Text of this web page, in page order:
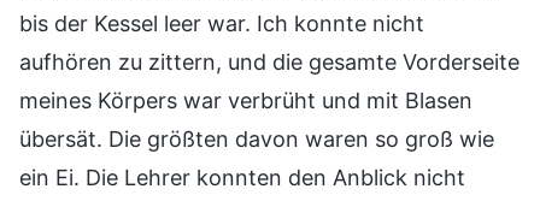
bis der Kessel leer war. Ich konnte nicht
aufhören zu zittern, und die gesamte Vorderseite
meines Körpers war verbrüht und mit Blasen
übersät. Die größten davon waren so groß wie
ein Ei. Die Lehrer konnten den Anblick nicht